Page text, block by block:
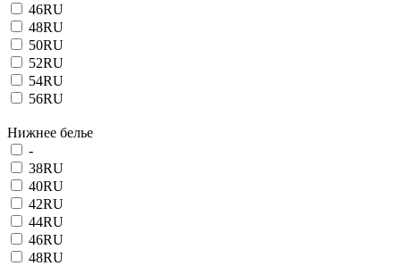
46RU
48RU
50RU
52RU
54RU
56RU
Нижнее белье
-
38RU
40RU
42RU
44RU
46RU
48RU